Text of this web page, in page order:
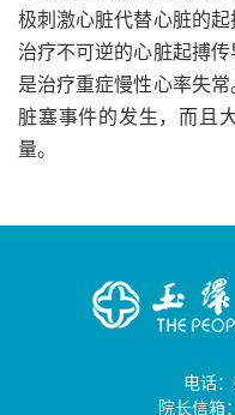
极刺激心脏代替心脏的
治疗不可逆的心脏起搏
是治疗重症慢性心率失
脏塞事件的发生，而且
量。
电话
院长信箱